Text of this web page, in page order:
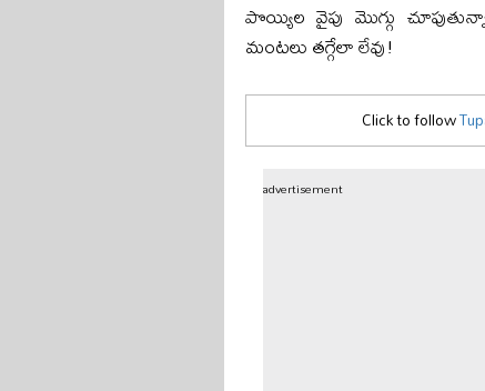
పొయ్యిల వైపు మొగ్గు
మంటలు తగ్గేలా లేవు!
Click to follow
advertisement